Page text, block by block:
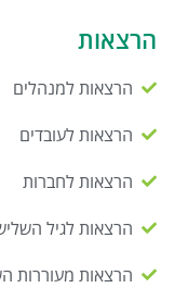
הרצאות
הרצאות למנהלים
הרצאות לעובדים
הרצאות לחברות
הרצאות לגיל
הרצאות מעוררות